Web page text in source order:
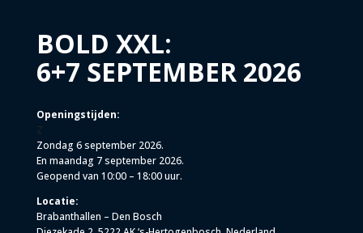
BOLD XXL:
6+7 SEPTEMBER 2026
Openingstijden:
Z
Zondag 6 september 2026.
En maandag 7 september 2026.
Geopend van 10:00 – 18:00 uur.
Locatie:
Brabanthallen – Den Bosch